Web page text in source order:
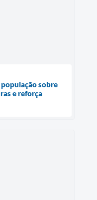
sobre
e reforça